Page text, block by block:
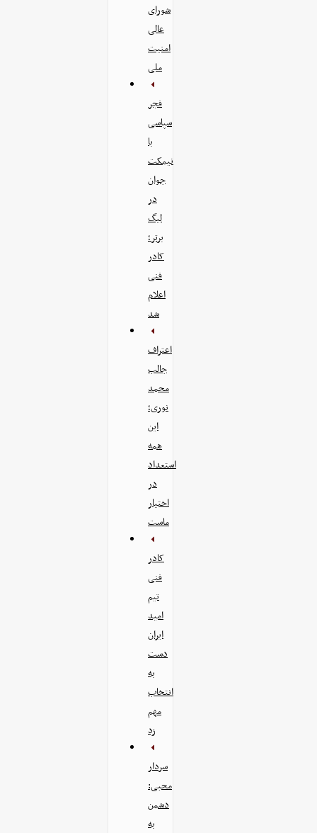
شورای
عالی
امنیت‌
ملی
فجر
سپاسی
با
نیمکت
جوان
در
لیگ
برتر؛
کادر
فنی
اعلام
شد
اعتراف
جالب
محمد
نوری؛
این
همه
استعداد
در
اختیار
ماست
کادر
فنی
تیم
امید
ایران
دست
به
انتخاب
مهم
زد
سردار
محبی:
دشمن
به